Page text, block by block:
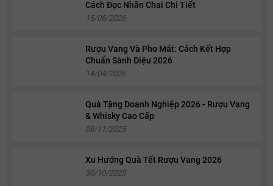
Cách Đọc Nhãn Chai Chi Tiết
15/06/2026
Rượu Vang Và Pho Mát: Cách Kết Hợp
Chuẩn Sành Điệu 2026
14/04/2026
Quà Tặng Doanh Nghiệp 2026 - Rượu Vang
& Whisky Cao Cấp
08/11/2025
Xu Hướng Quà Tết Rượu Vang 2026
30/10/2025